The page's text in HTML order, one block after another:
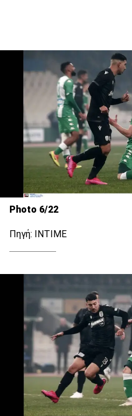
Photo 6/22
Πηγή: ΙΝΤΙΜΕ